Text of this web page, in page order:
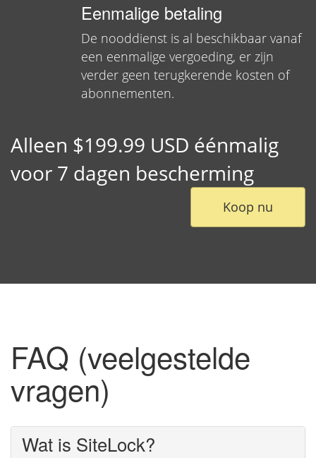
Eenmalige betaling
De nooddienst is al beschikbaar vanaf
een eenmalige vergoeding, er zijn
verder geen terugkerende kosten of
abonnementen.
Alleen $199.99 USD éénmalig
voor 7 dagen bescherming
Koop nu
FAQ (veelgestelde
vragen)
Wat is SiteLock?